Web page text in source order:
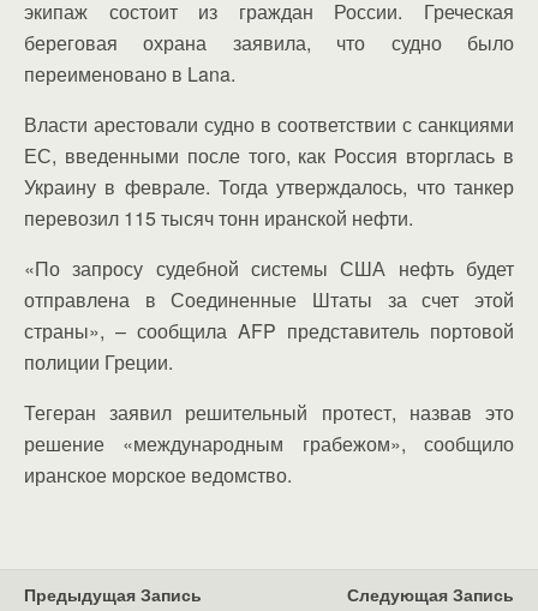
экипаж состоит из граждан России. Греческая
береговая охрана заявила, что судно было
переименовано в Lana.
Власти арестовали судно в соответствии с санкциями
ЕС, введенными после того, как Россия вторглась в
Украину в феврале. Тогда утверждалось, что танкер
перевозил 115 тысяч тонн иранской нефти.
«По запросу судебной системы США нефть будет
отправлена в Соединенные Штаты за счет этой
страны», – сообщила AFP представитель портовой
полиции Греции.
Тегеран заявил решительный протест, назвав это
решение «международным грабежом», сообщило
иранское морское ведомство.
Предыдущая Запись Следующая Запись